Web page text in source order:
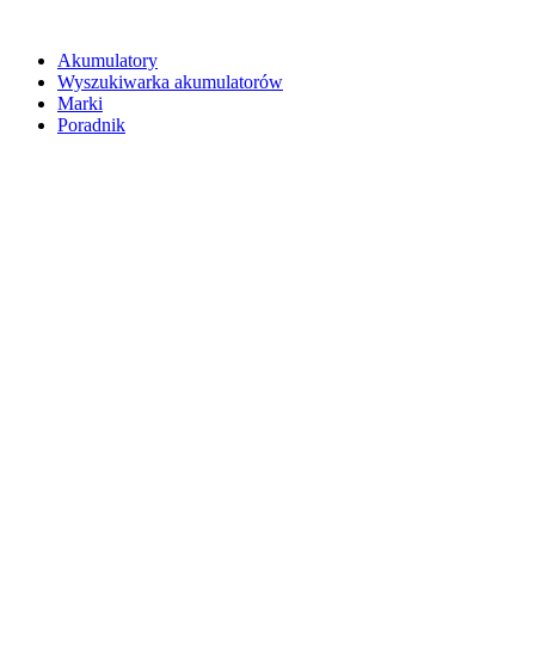
Akumulatory
Wyszukiwarka akumulatorów
Marki
Poradnik